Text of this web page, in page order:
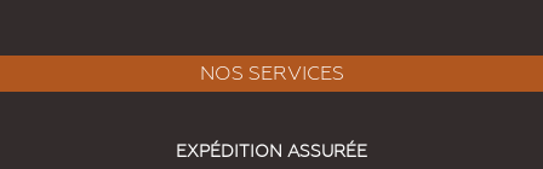
NOS SERVICES
EXPÉDITION ASSURÉE